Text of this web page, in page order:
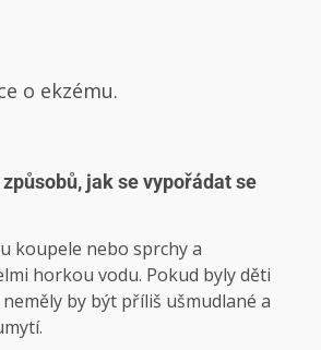
o ekzému.
jak se vypořádat se
koupele nebo sprchy a
horkou vodu. Pokud byly děti
by být příliš ušmudlané a